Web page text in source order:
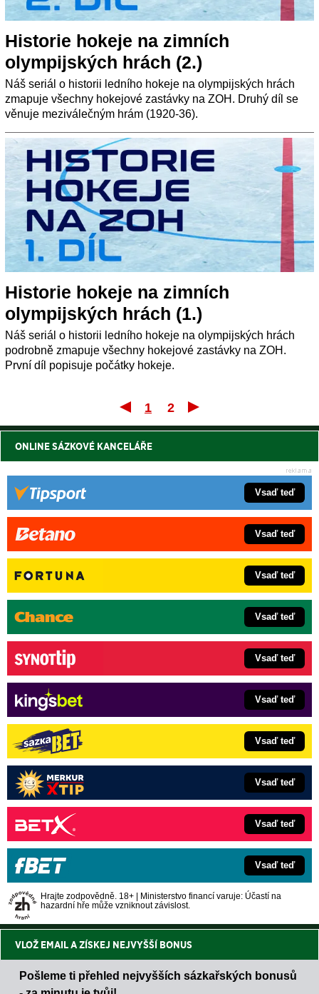
Historie hokeje na zimních
olympijských hrách (2.)
Náš seriál o historii ledního hokeje na olympijských hrách
zmapuje všechny hokejové zastávky na ZOH. Druhý díl se
věnuje meziválečným hrám (1920-36).
Historie hokeje na zimních
olympijských hrách (1.)
Náš seriál o historii ledního hokeje na olympijských hrách
podrobně zmapuje všechny hokejové zastávky na ZOH.
První díl popisuje počátky hokeje.
První
1 2
ONLINE SÁZKOVÉ KANCELÁŘE
Vsaď teď
Vsaď teď
Vsaď teď
Vsaď teď
Vsaď teď
Vsaď teď
Vsaď teď
Vsaď teď
Vsaď teď
Vsaď teď
Hrajte zodpovědně. 18+ | Ministerstvo financí varuje: Účastí na
hazardní hře může vzniknout závislost.
VLOŽ EMAIL A ZÍSKEJ NEJVYŠŠÍ BONUS
Pošleme ti přehled nejvyšších sázkařských bonusů